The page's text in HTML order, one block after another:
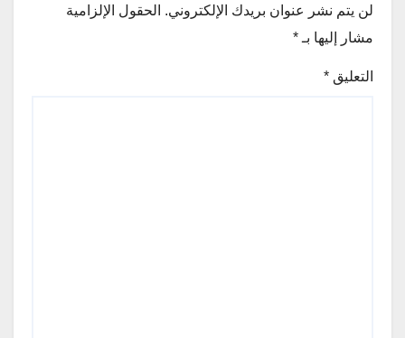
لن يتم نشر عنوان بريدك الإلكتروني. الحقول الإلزامية
مشار إليها بـ *
التعليق *